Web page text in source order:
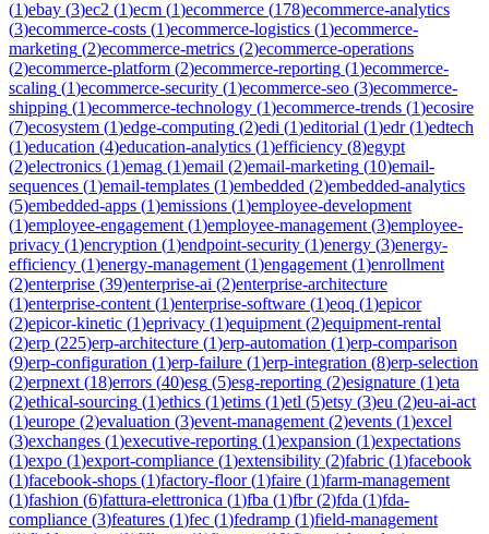
(1)ebay (3)ec2 (1)ecm (1)ecommerce (178)ecommerce-analytics
(3)ecommerce-costs (1)ecommerce-logistics (1)ecommerce-
marketing (2)ecommerce-metrics (2)ecommerce-operations
(2)ecommerce-platform (2)ecommerce-reporting (1)ecommerce-
scaling (1)ecommerce-security (1)ecommerce-seo (3)ecommerce-
shipping (1)ecommerce-technology (1)ecommerce-trends (1)ecosire
(7)ecosystem (1)edge-computing (2)edi (1)editorial (1)edr(1)edtech
(1)education (4)education-analytics (1)efficiency (8)egypt
(2)electronics (1)emag (1)email (2)email-marketing (10)email-
sequences (1)email-templates (1)embedded (2)embedded-analytics
(5)embedded-apps (1)emissions (1)employee-development
(1)employee-engagement (1)employee-management (3)employee-
privacy (1)encryption (1)endpoint-security (1)energy (3)energy-
efficiency (1)energy-management (1)engagement (1)enrollment
(2)enterprise (39)enterprise-ai (2)enterprise-architecture
(1)enterprise-content (1)enterprise-software (1)eoq (1)epicor
(2)epicor-kinetic (1)eprivacy (1)equipment (2)equipment-rental
(2)erp (225)erp-architecture (1)erp-automation (1)erp-comparison
(9)erp-configuration (1)erp-failure (1)erp-integration (8)erp-selection
(2)erpnext (18)errors (40)esg (5)esg-reporting (2)esignature (1)eta
(2)ethical-sourcing (1)ethics (1)etims (1)etl (5)etsy (3)eu (2)eu-ai-act
(1)europe (2)evaluation (3)event-management (2)events (1)excel
(3)exchanges (1)executive-reporting (1)expansion (1)expectations
(1)expo (1)export-compliance (1)extensibility (2)fabric (1)facebook
(1)facebook-shops (1)factory-floor(1)faire (1)farm-management
(1)fashion (6)fattura-elettronica (1)fba (1)fbr(2)fda (1)fda-
compliance (3)features (1)fec (1)fedramp (1)field-management